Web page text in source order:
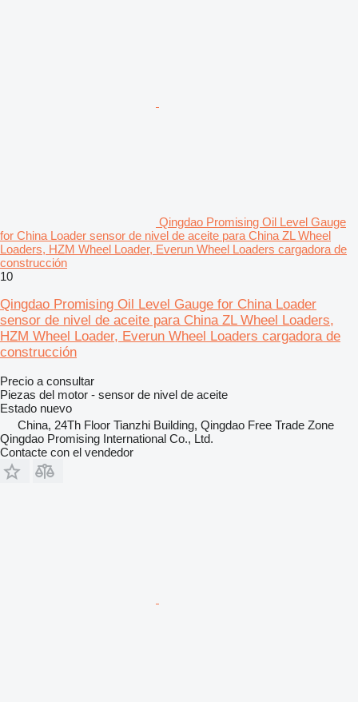
Qingdao Promising Oil Level Gauge
for China Loader sensor de nivel de aceite para China ZL Wheel
Loaders, HZM Wheel Loader, Everun Wheel Loaders cargadora de
construcción
10
Qingdao Promising Oil Level Gauge for China Loader
sensor de nivel de aceite para China ZL Wheel Loaders,
HZM Wheel Loader, Everun Wheel Loaders cargadora de
construcción
Precio a consultar
Piezas del motor - sensor de nivel de aceite
Estado nuevo
China, 24Th Floor Tianzhi Building, Qingdao Free Trade Zone
Qingdao Promising International Co., Ltd.
Contacte con el vendedor